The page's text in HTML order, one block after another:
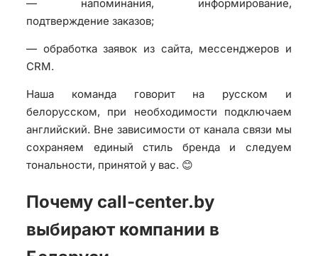
— напоминания, информирование,
подтверждение заказов;
— обработка заявок из сайта, мессенджеров и
CRM.
Наша команда говорит на русском и
белорусском, при необходимости подключаем
английский. Вне зависимости от канала связи мы
сохраняем единый стиль бренда и следуем
тональности, принятой у вас. 😊
Почему call-center.by
выбирают компании в